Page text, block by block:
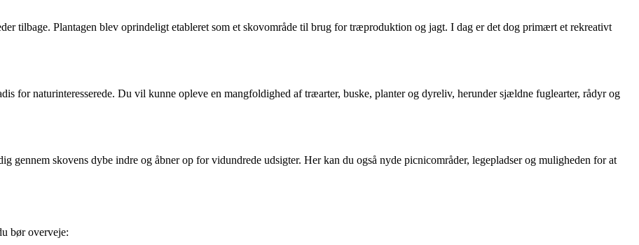
tilbage. Plantagen blev oprindeligt etableret som et skovområde til brug for træproduktion og jagt. I dag er det dog primært et rekreativt
for naturinteresserede. Du vil kunne opleve en mangfoldighed af træarter, buske, planter og dyreliv, herunder sjældne fuglearter, rådyr og
gennem skovens dybe indre og åbner op for vidundrede udsigter. Her kan du også nyde picnicområder, legepladser og muligheden for at
bør overveje: